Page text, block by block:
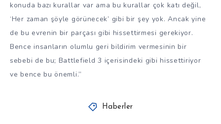
konuda bazı kurallar var ama bu kurallar çok katı değil,
‘Her zaman şöyle görünecek’ gibi bir şey yok. Ancak yine
de bu evrenin bir parçası gibi hissettirmesi gerekiyor.
Bence insanların olumlu geri bildirim vermesinin bir
sebebi de bu; Battlefield 3 içerisindeki gibi hissettiriyor
ve bence bu önemli.”
Haberler